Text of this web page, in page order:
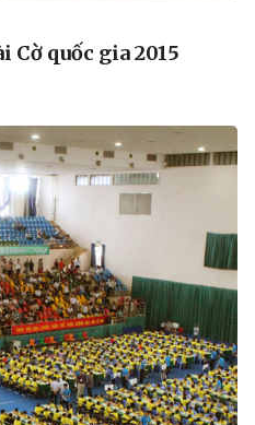
quốc gia 2015